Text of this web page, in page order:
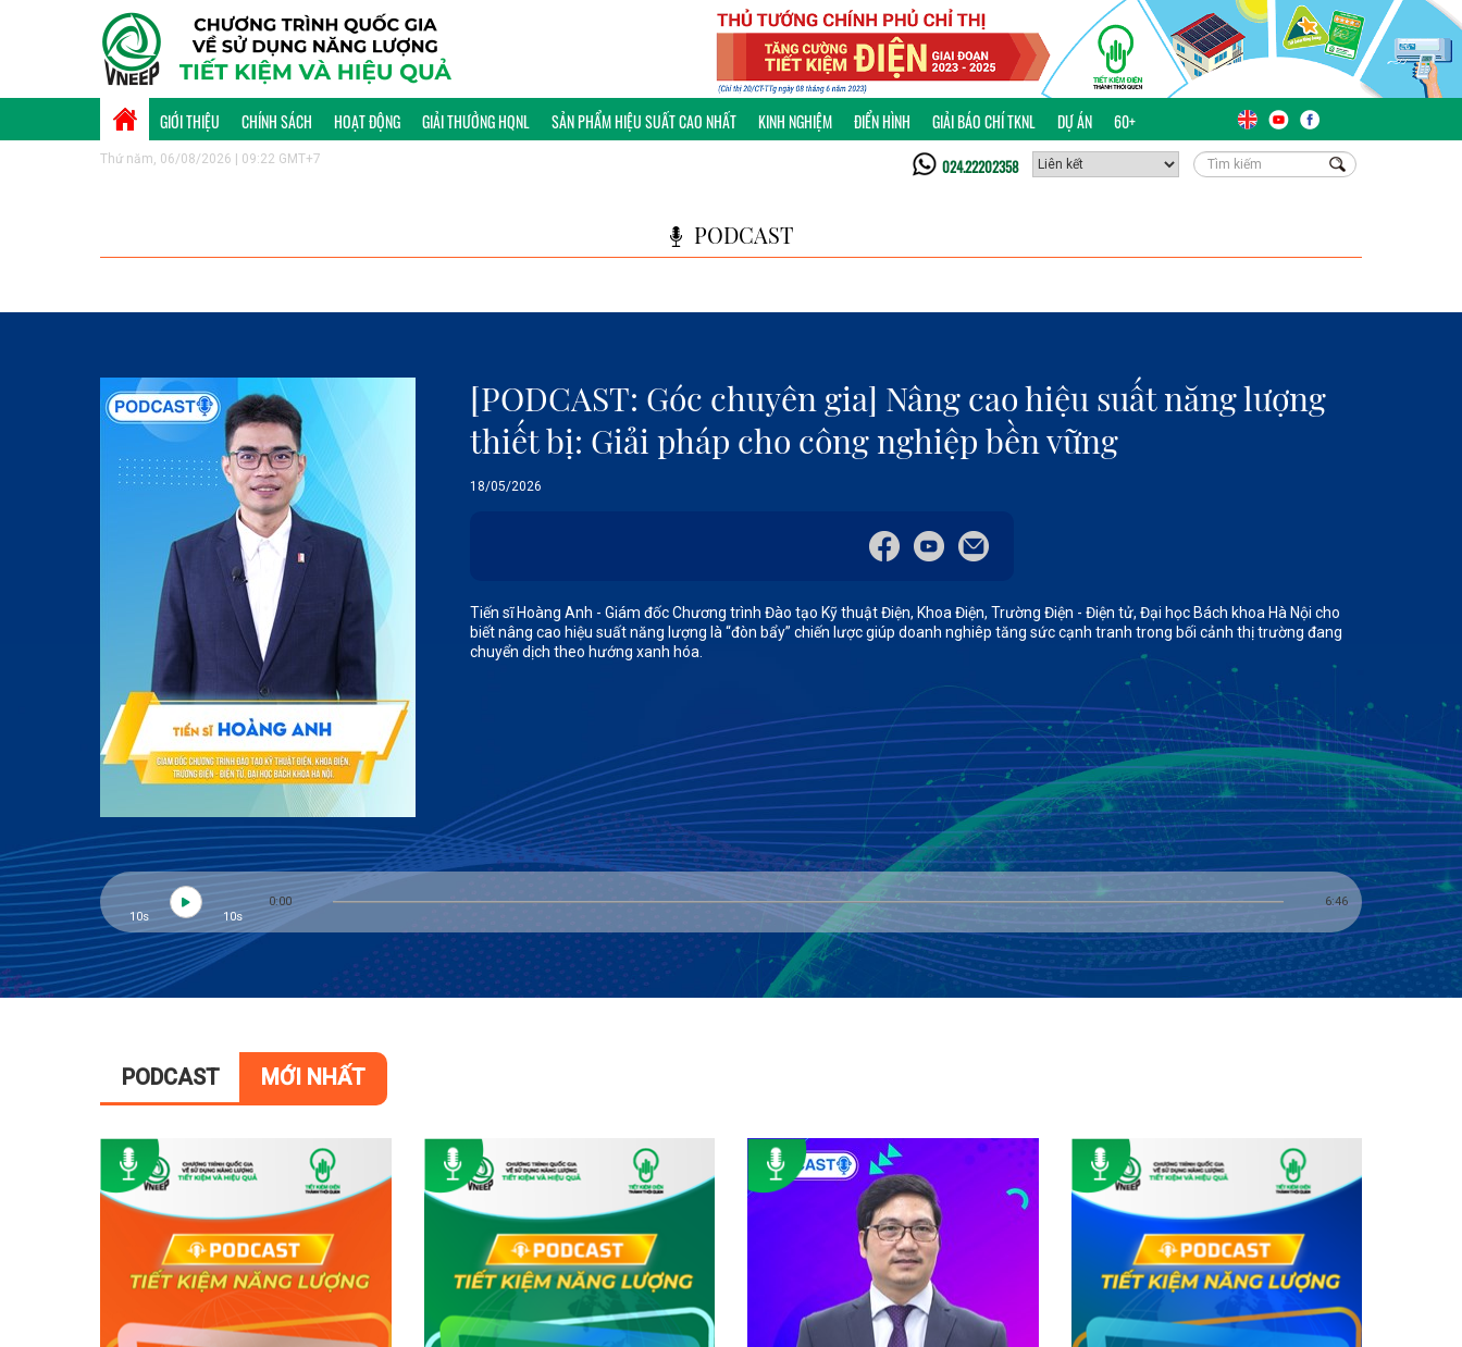
GIỚI THIỆU CHÍNH SÁCH HOẠT ĐỘNG GIẢI THƯỞNG HQNL SẢN PHẨM HIỆU SUẤT CAO NHẤT KINH NGHIỆM ĐIỂN HÌNH GIẢI BÁO CHÍ TKNL DỰ ÁN 60+
Thứ năm, 06/08/2026 | 09:22 GMT+7 024.22202358
PODCAST
[PODCAST: Góc chuyên gia] Nâng cao hiệu suất năng lượng
thiết bị: Giải pháp cho công nghiệp bền vững
18/05/2026
Tiến sĩ Hoàng Anh - Giám đốc Chương trình Đào tạo Kỹ thuật Điện, Khoa Điện, Trường Điện - Điện tử, Đại học Bách khoa Hà Nội cho
biết nâng cao hiệu suất năng lượng là “đòn bẩy” chiến lược giúp doanh nghiêp tăng sức cạnh tranh trong bối cảnh thị trường đang
chuyển dịch theo hướng xanh hóa.
10s 10s
0:00 6:46
PODCAST MỚI NHẤT